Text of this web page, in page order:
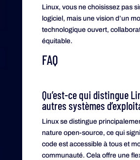
Linux, vous ne choisissez pas
logiciel, mais une vision d’un
technologique ouvert,
équitable.
FAQ
Qu’est-ce qui distingue
autres systèmes
Linux se distingue
nature open-source, ce qui
code est accessible à tous et
communauté. Cela offre une